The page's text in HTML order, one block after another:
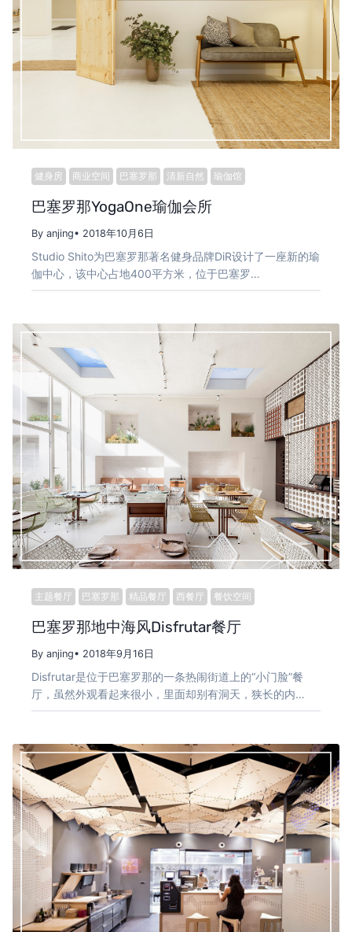
健身房 商业空间 巴塞罗那 清新自然 瑜伽馆
巴塞罗那YogaOne瑜伽会所
By anjing• 2018年10月6日
Studio Shito为巴塞罗那著名健身品牌DiR设计了一座新的瑜
伽中心，该中心占地400平方米，位于巴塞罗…
主题餐厅 巴塞罗那 精品餐厅 西餐厅 餐饮空间
巴塞罗那地中海风Disfrutar餐厅
By anjing• 2018年9月16日
Disfrutar是位于巴塞罗那的一条热闹街道上的“小门脸”餐
厅，虽然外观看起来很小，里面却别有洞天，狭长的内…